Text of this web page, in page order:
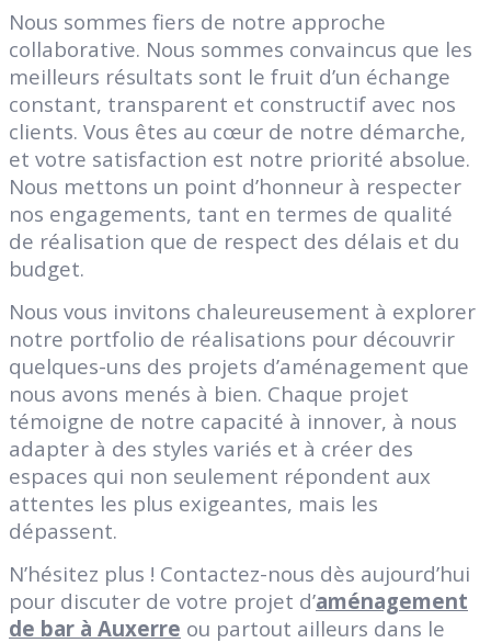
Nous sommes fiers de notre approche
collaborative. Nous sommes convaincus que les
meilleurs résultats sont le fruit d’un échange
constant, transparent et constructif avec nos
clients. Vous êtes au cœur de notre démarche,
et votre satisfaction est notre priorité absolue.
Nous mettons un point d’honneur à respecter
nos engagements, tant en termes de qualité
de réalisation que de respect des délais et du
budget.
Nous vous invitons chaleureusement à explorer
notre portfolio de réalisations pour découvrir
quelques-uns des projets d’aménagement que
nous avons menés à bien. Chaque projet
témoigne de notre capacité à innover, à nous
adapter à des styles variés et à créer des
espaces qui non seulement répondent aux
attentes les plus exigeantes, mais les
dépassent.
N’hésitez plus ! Contactez-nous dès aujourd’hui
pour discuter de votre projet d’aménagement
de bar à Auxerre ou partout ailleurs dans le